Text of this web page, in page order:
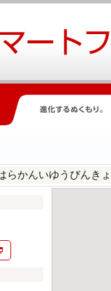
らかんいゆうびんき